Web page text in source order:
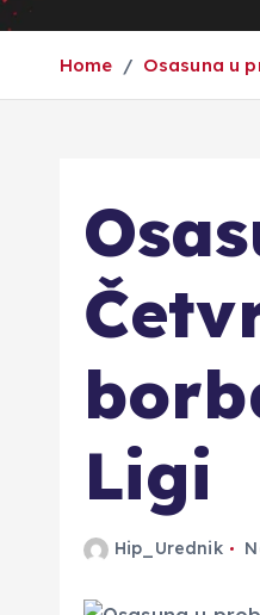
Home Osasuna u
Ligi
Hip_Urednik